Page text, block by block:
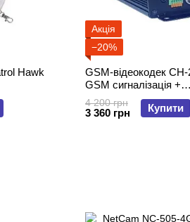
Акція
−20%
GSM-відеокодек
GSM сигналізація +
відеореєстратор.
4 200 грн
3 360 грн Купити